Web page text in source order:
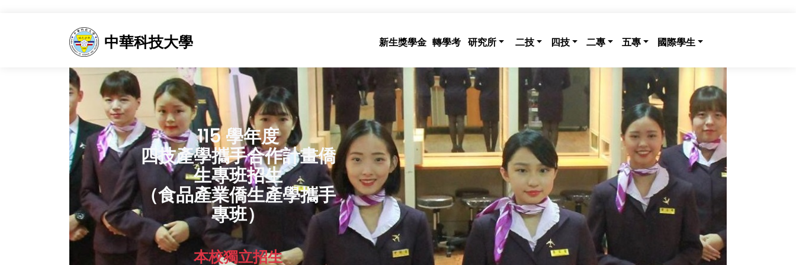
中華科技大學 新生獎學金 轉學考 研究所 二技 四技 二專 五專 國際學生
115 學年度
四技產學攜手合作計畫僑
生專班招生
（食品產業僑生產學攜手
專班）
本校獨立招生